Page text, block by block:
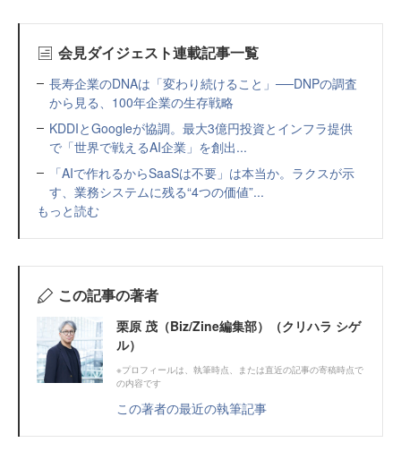
会見ダイジェスト連載記事一覧
長寿企業のDNAは「変わり続けること」──DNPの調査
から見る、100年企業の生存戦略
KDDIとGoogleが協調。最大3億円投資とインフラ提供
で「世界で戦えるAI企業」を創出...
「AIで作れるからSaaSは不要」は本当か。ラクスが示
す、業務システムに残る“4つの価値”...
もっと読む
この記事の著者
栗原 茂（Biz/Zine編集部）（クリハラ シゲ
ル）
※プロフィールは、執筆時点、または直近の記事の寄稿時点で
の内容です
この著者の最近の執筆記事